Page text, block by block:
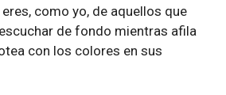
como yo, de aquellos que
de fondo mientras afila
con los colores en sus